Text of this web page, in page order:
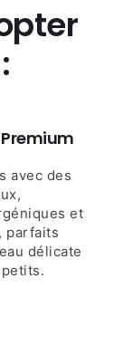
:
avec des
et
parfaits
délicate